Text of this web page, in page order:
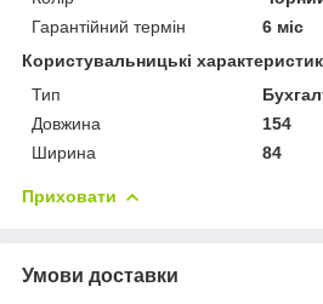
Гарантійний термін
6 міс
Користувальницькі
Тип
Довжина
154
Ширина
84
Приховати
Умови доставки